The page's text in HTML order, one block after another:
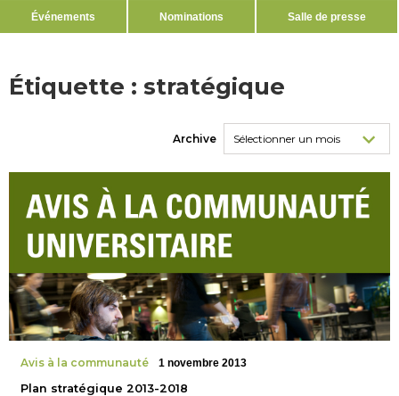
Événements Nominations Salle de presse
Étiquette : stratégique
Archive
Avis à la communauté 1 novembre 2013
Plan stratégique 2013-2018